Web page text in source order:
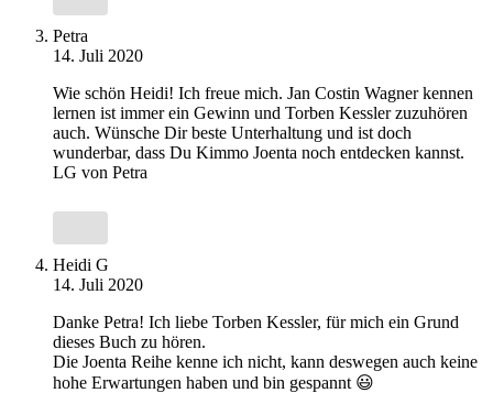
Petra
14. Juli 2020
Wie schön Heidi! Ich freue mich. Jan Costin Wagner kennen
lernen ist immer ein Gewinn und Torben Kessler zuzuhören
auch. Wünsche Dir beste Unterhaltung und ist doch
wunderbar, dass Du Kimmo Joenta noch entdecken kannst.
LG von Petra
Heidi G
14. Juli 2020
Danke Petra! Ich liebe Torben Kessler, für mich ein Grund
dieses Buch zu hören.
Die Joenta Reihe kenne ich nicht, kann deswegen auch keine
hohe Erwartungen haben und bin gespannt 😃